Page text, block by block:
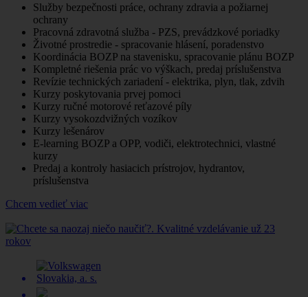
Služby bezpečnosti práce, ochrany zdravia a požiarnej
ochrany
Pracovná zdravotná služba - PZS, prevádzkové poriadky
Životné prostredie - spracovanie hlásení, poradenstvo
Koordinácia BOZP na stavenisku, spracovanie plánu BOZP
Kompletné riešenia prác vo výškach, predaj príslušenstva
Revízie technických zariadení - elektrika, plyn, tlak, zdvih
Kurzy poskytovania prvej pomoci
Kurzy ručné motorové reťazové píly
Kurzy vysokozdvižných vozíkov
Kurzy lešenárov
E-learning BOZP a OPP, vodiči, elektrotechnici, vlastné
kurzy
Predaj a kontroly hasiacich prístrojov, hydrantov,
príslušenstva
Chcem vedieť viac